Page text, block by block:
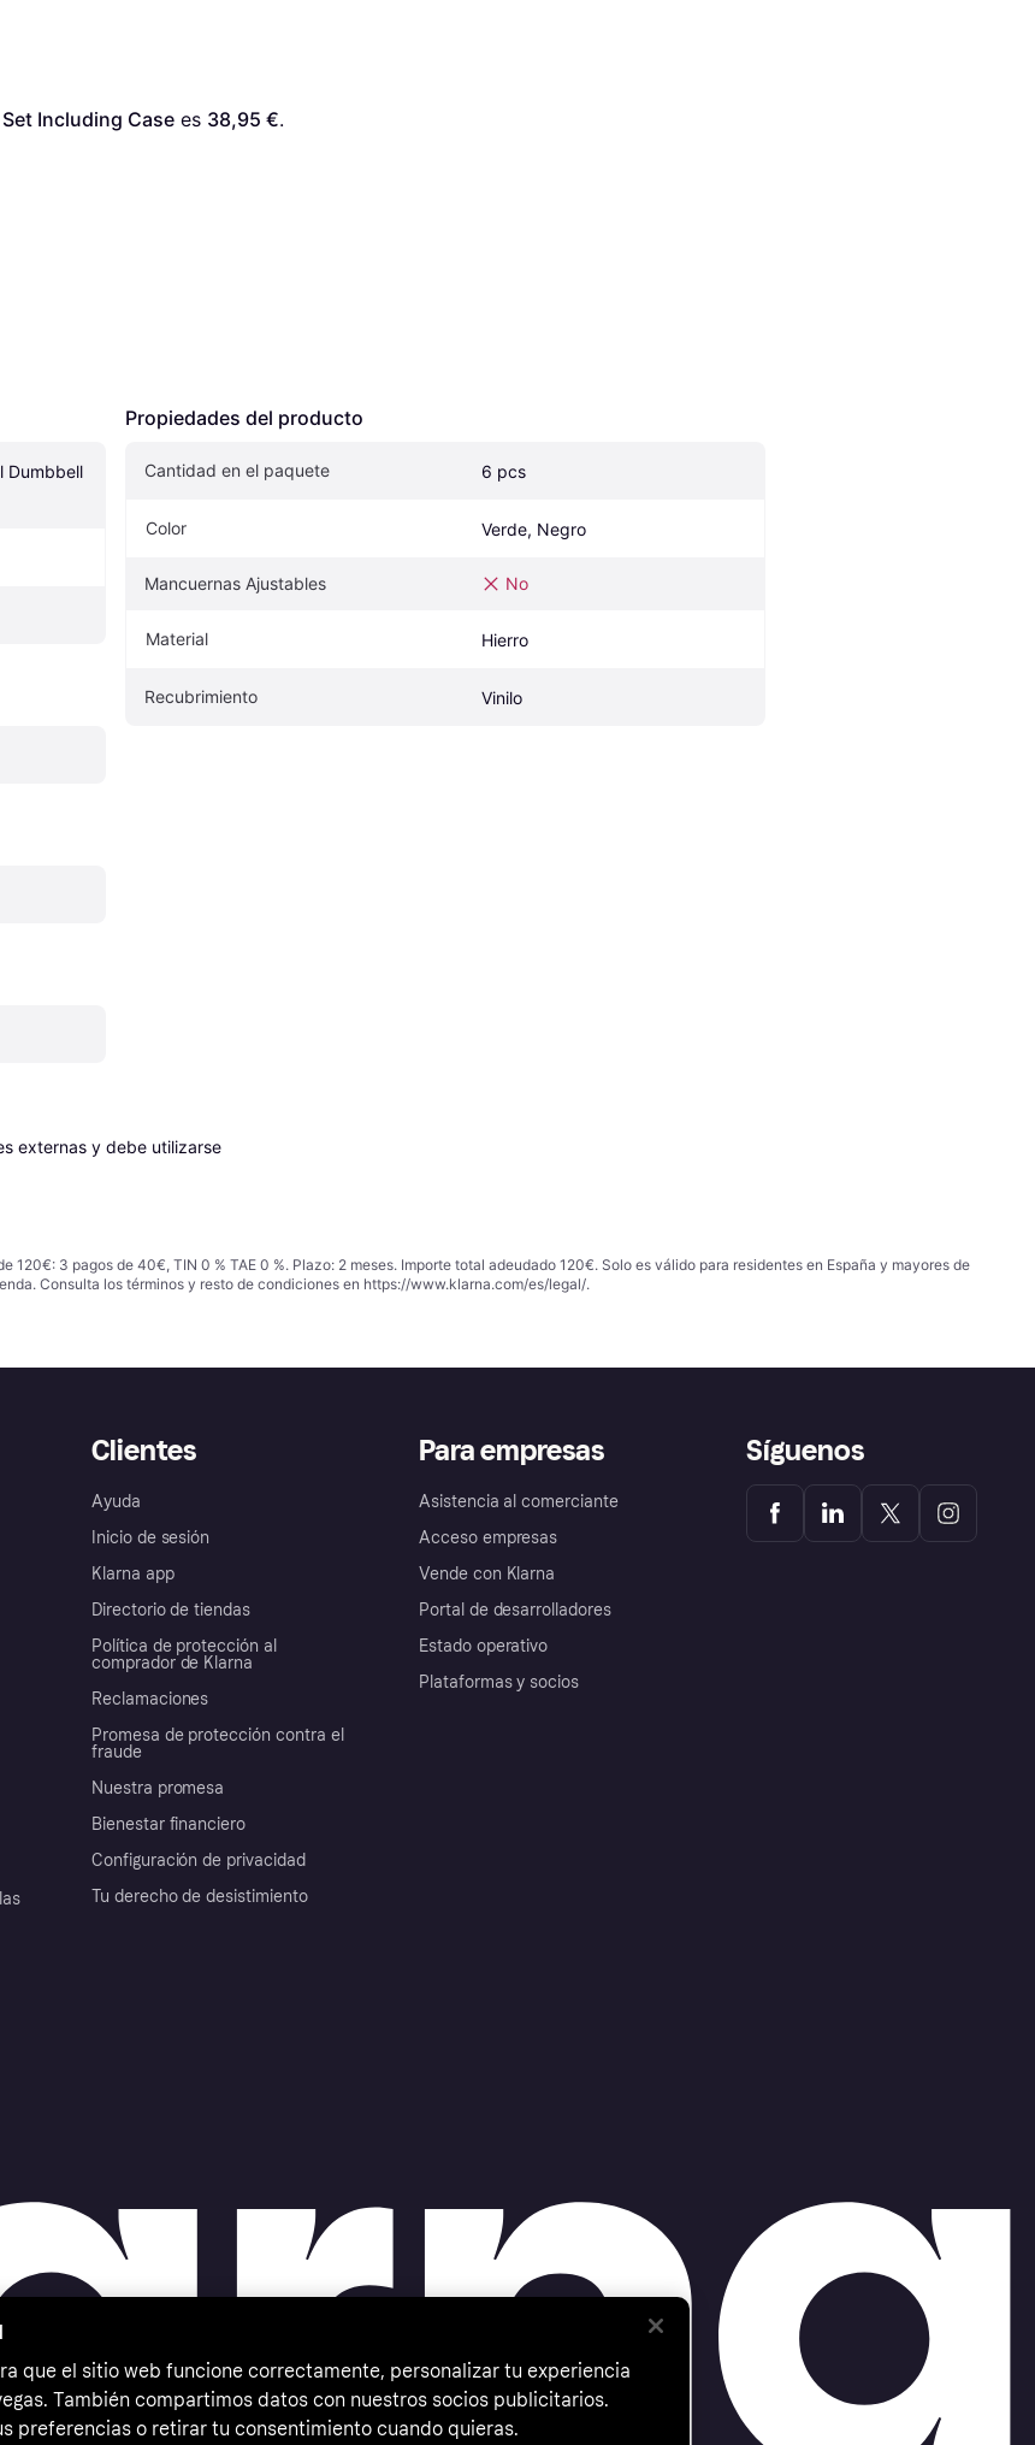
Including Case es 38,95 €.
Dumbbell
Propiedades del producto
Cantidad en el paquete 6 pcs
Color Verde, Negro
Mancuernas Ajustables No
Material Hierro
Recubrimiento Vinilo
externas y debe utilizarse
120€: 3 pagos de 40€, TIN 0 % TAE 0 %. Plazo: 2 meses. Importe total adeudado 120€. Solo es válido para residentes en España y mayores de
Consulta los términos y resto de condiciones en https://www.klarna.com/es/legal/.
Clientes
Ayuda
Inicio de sesión
Klarna app
Directorio de tiendas
Política de protección al
comprador de Klarna
Reclamaciones
Promesa de protección contra el
fraude
Nuestra promesa
Bienestar financiero
Configuración de privacidad
Tu derecho de desistimiento
Para empresas
Asistencia al comerciante
Acceso empresas
Vende con Klarna
Portal de desarrolladores
Estado operativo
Plataformas y socios
Síguenos
que el sitio web funcione correctamente, personalizar tu experiencia
También compartimos datos con nuestros socios publicitarios.
preferencias o retirar tu consentimiento cuando quieras.